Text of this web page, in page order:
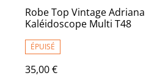
Robe Top Vintage Adriana
Kaléidoscope Multi T48
ÉPUISÉ
35,00 €